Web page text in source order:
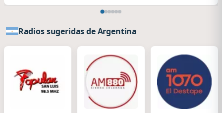
Radios sugeridas de Argentina